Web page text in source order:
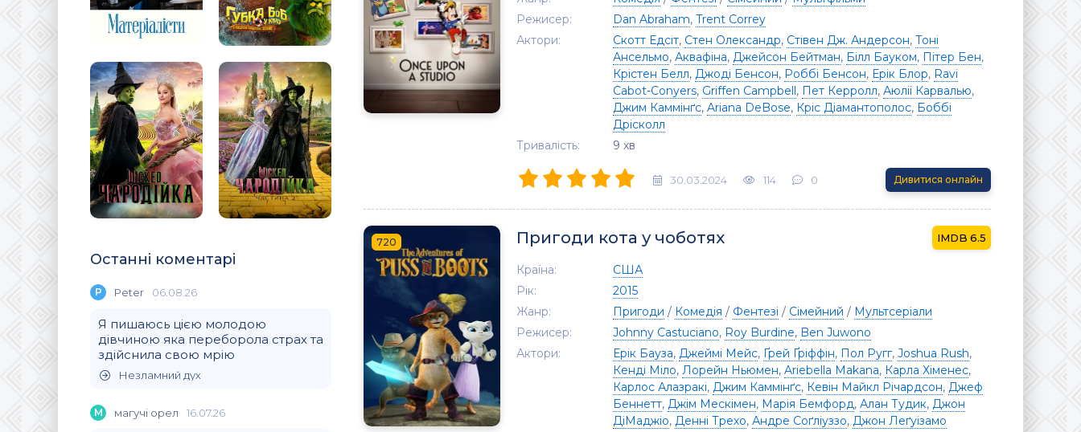
Останні коментарі
P Peter 06.08.26
Я пишаюсь цією молодою
дівчиною яка переборола страх та
здійснила свою мрію
Незламний дух
М магучi орел 16.07.26
Режисер:
Dan Abraham, Trent Correy
Актори:
Скотт Едсіт, Стен Олександр, Стівен Дж. Андерсон, Тоні
Ансельмо, Аквафіна, Джейсон Бейтман, Білл Бауком, Пітер Бен,
Крістен Белл, Джоді Бенсон, Роббі Бенсон, Ерік Блор, Ravi
Cabot-Conyers, Griffen Campbell, Пет Керролл, Аюлії Карвалью,
Джим Каммінґс, Ariana DeBose, Кріс Діамантополос, Боббі
Дрісколл
Тривалість:
9 хв
30.03.2024 114 0 Дивитися онлайн
720 Пригоди кота у чоботях 6.5
Країна:
США
Рік:
2015
Жанр:
Пригоди / Комедія / Фентезі / Сімейний / Мультсеріали
Режисер:
Johnny Castuciano, Roy Burdine, Ben Juwono
Актори:
Ерік Бауза, Джеймі Мейс, Ґрей Ґріффін, Пол Ругг, Joshua Rush,
Кенді Міло, Лорейн Ньюмен, Ariebella Makana, Карла Хіменес,
Карлос Алазракі, Джим Каммінґс, Кевін Майкл Річардсон, Джеф
Беннетт, Джім Мескімен, Марія Бемфорд, Алан Тудик, Джон
ДіМаджіо, Денні Трехо, Андре Соґліуззо, Джон Леґуізамо